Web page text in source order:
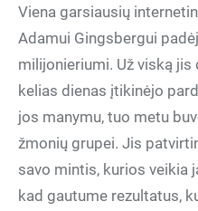
Viena garsiausių
Adamui Gingsbergui
milijonieriumi. Už viską
kelias dienas įtikinėjo
jos manymu, tuo metu
žmonių grupei. Jis
savo mintis, kurios veikia
kad gautume rezultatus,